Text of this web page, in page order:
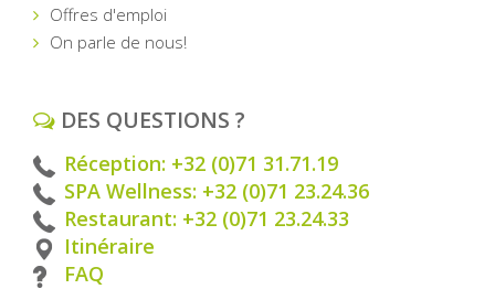
Offres d'emploi
On parle de nous!
DES QUESTIONS ?
Réception: +32 (0)71 31.71.19
SPA Wellness: +32 (0)71 23.24.36
Restaurant: +32 (0)71 23.24.33
Itinéraire
FAQ